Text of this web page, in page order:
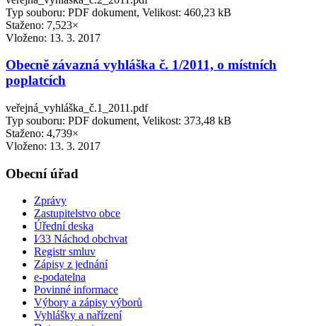
Typ souboru: PDF dokument, Velikost: 460,23 kB
Staženo: 7,523×
Vloženo: 13. 3. 2017
Obecně závazná vyhláška č. 1/2011, o místních
poplatcích
veřejná_vyhláška_č.1_2011.pdf
Typ souboru: PDF dokument, Velikost: 373,48 kB
Staženo: 4,739×
Vloženo: 13. 3. 2017
Obecní úřad
Zprávy
Zastupitelstvo obce
Úřední deska
I⁄33 Náchod obchvat
Registr smluv
Zápisy z jednání
e-podatelna
Povinné informace
Výbory a zápisy výborů
Vyhlášky a nařízení